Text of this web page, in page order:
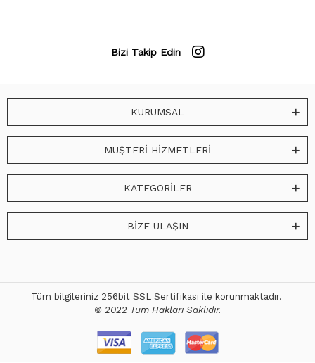
Bizi Takip Edin
KURUMSAL
MÜŞTERİ HİZMETLERİ
KATEGORİLER
BİZE ULAŞIN
Tüm bilgileriniz 256bit SSL Sertifikası ile korunmaktadır.
© 2022 Tüm Hakları Saklıdır.